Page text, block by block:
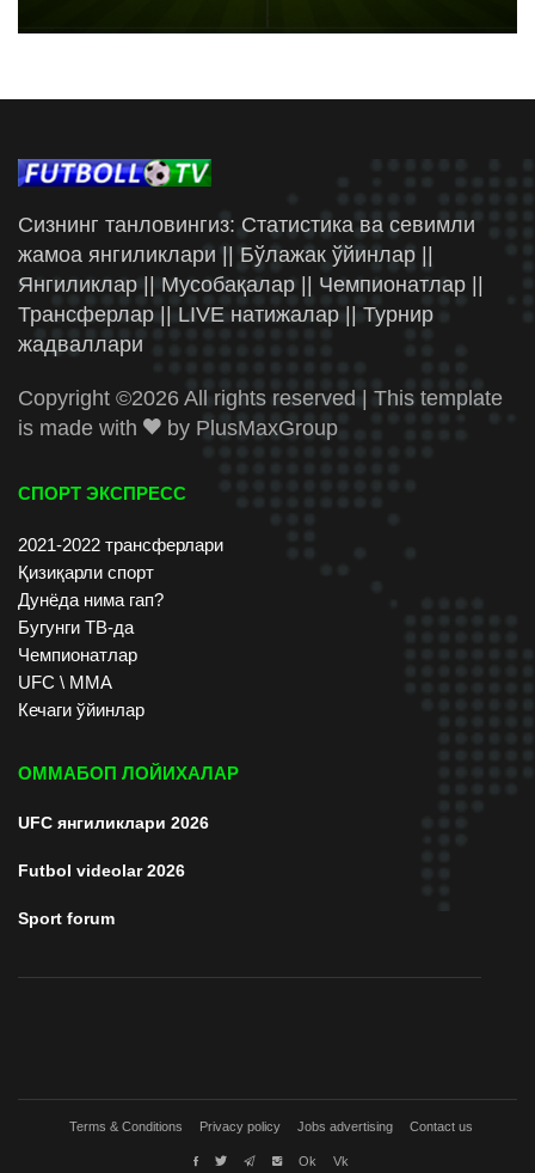
Сизнинг танловингиз: Статистика ва севимли
жамоа янгиликлари || Бўлажак ўйинлар ||
Янгиликлар || Мусобақалар || Чемпионатлар ||
Трансферлар || LIVE натижалар || Турнир
жадваллари
Copyright ©2026 All rights reserved | This template
is made with
by PlusMaxGroup
СПОРТ ЭКСПРЕСС
2021-2022 трансферлари
Қизиқарли спорт
Дунёда нима гап?
Бугунги ТВ-да
Чемпионатлар
UFC \ ММА
Кечаги ўйинлар
ОММАБОП ЛОЙИХАЛАР
UFC янгиликлари 2026
Futbol videolar 2026
Sport forum
Terms & Conditions Privacy policy Jobs advertising Contact us
Ok Vk